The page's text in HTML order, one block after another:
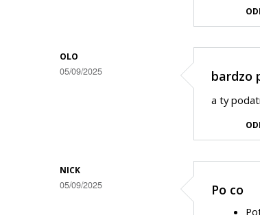
OLO
05/09/2025 bardzo
a ty
NICK
05/09/2025 Po co